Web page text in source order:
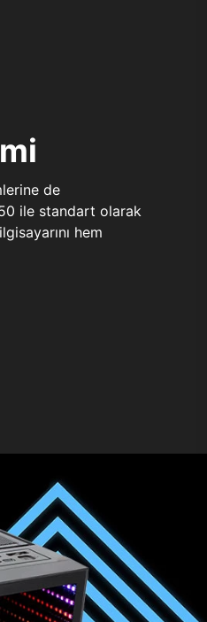
de
ile standart olarak
hem